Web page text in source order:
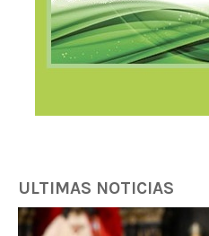
ULTIMAS NOTICIAS